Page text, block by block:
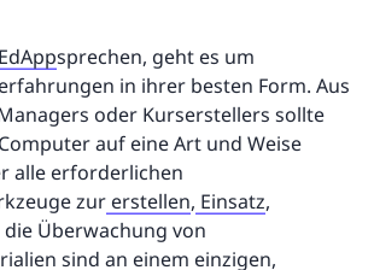
EdAppsprechen, geht es um
in ihrer besten Form. Aus
oder Kurserstellers sollte
auf eine Art und Weise
alle erforderlichen
zur erstellen, Einsatz,
die Überwachung von
sind an einem einzigen,